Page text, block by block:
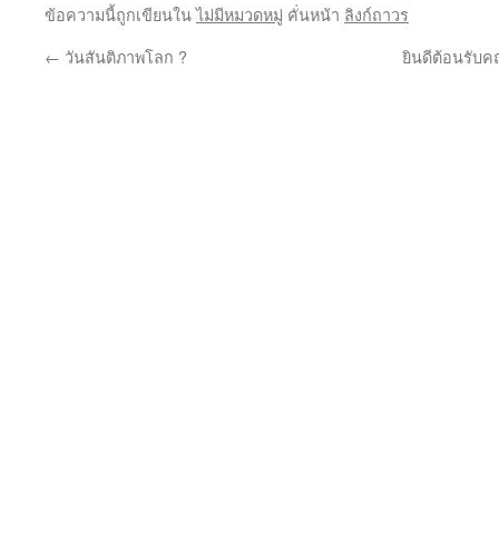
ข้อความนี้ถูกเขียนในไม่มีหมวดหมู่ คั่นหน้า ลิงก์ถาวร
← วันสันติภาพโลก ?️ ยินดีต้อนรับค